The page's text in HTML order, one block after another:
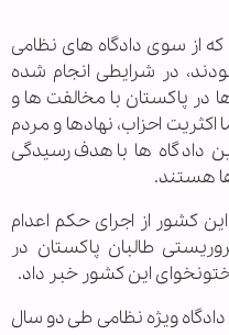
از سوی دادگاه های نظامی
در شرایطی انجام شده
در پاکستان با مخالفت ها و
احزاب، نهادها و مردم
دادگاه ها با هدف رسیدگی
هستند.
کشور از اجرای حکم اعدام
طالبان پاکستان در
این کشور خبر داد.
ویژه نظامی طی دو سال